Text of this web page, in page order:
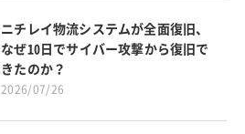
ニチレイ物流システムが全面復旧、
なぜ10日でサイバー攻撃から復旧で
きたのか？
2026/07/26